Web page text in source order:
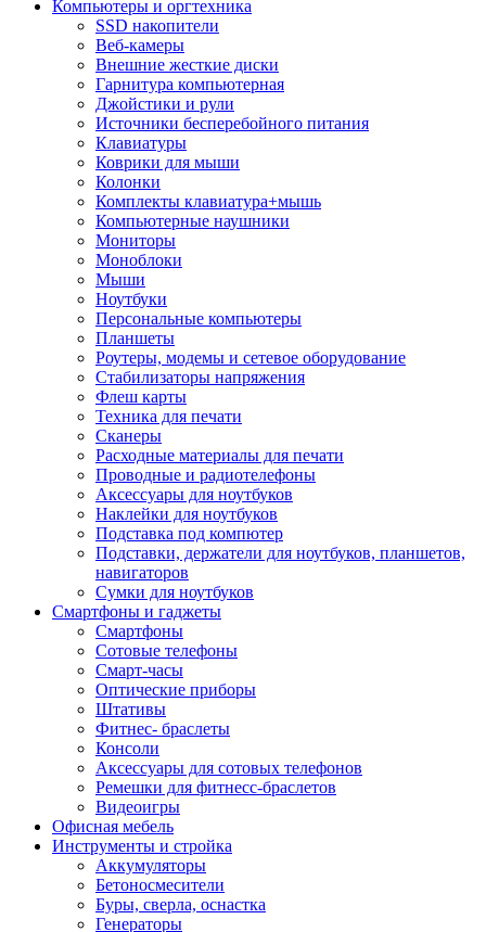
Компьютеры и оргтехника
SSD накопители
Веб-камеры
Внешние жесткие диски
Гарнитура компьютерная
Джойстики и рули
Источники бесперебойного питания
Клавиатуры
Коврики для мыши
Колонки
Комплекты клавиатура+мышь
Компьютерные наушники
Мониторы
Моноблоки
Мыши
Ноутбуки
Персональные компьютеры
Планшеты
Роутеры, модемы и сетевое оборудование
Стабилизаторы напряжения
Флеш карты
Техника для печати
Сканеры
Расходные материалы для печати
Проводные и радиотелефоны
Аксессуары для ноутбуков
Наклейки для ноутбуков
Подставка под компютер
Подставки, держатели для ноутбуков, планшетов,
навигаторов
Сумки для ноутбуков
Смартфоны и гаджеты
Смартфоны
Сотовые телефоны
Смарт-часы
Оптические приборы
Штативы
Фитнес- браслеты
Консоли
Аксессуары для сотовых телефонов
Ремешки для фитнесс-браслетов
Видеоигры
Офисная мебель
Инструменты и стройка
Аккумуляторы
Бетоносмесители
Буры, сверла, оснастка
Генераторы